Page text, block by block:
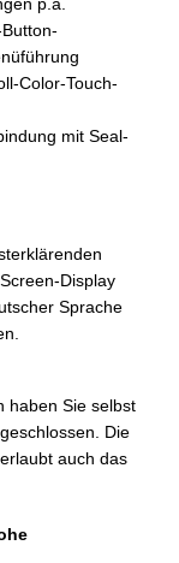
Color-Touch-
mit Seal-
Display
Sprache
haben Sie selbst
Die
auch das